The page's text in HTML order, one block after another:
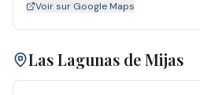
Voir sur Google Maps
Las Lagunas de Mijas